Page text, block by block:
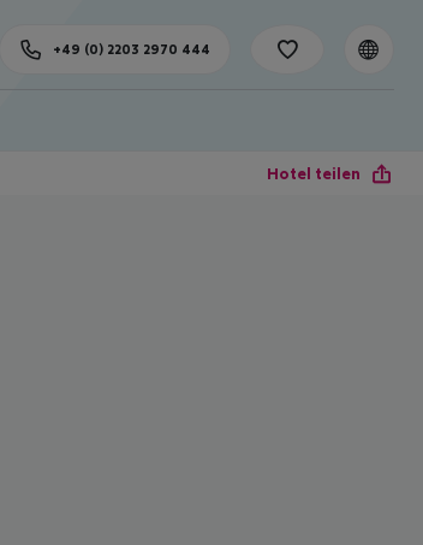
+49 (0) 2203 2970 444
Hotel teilen